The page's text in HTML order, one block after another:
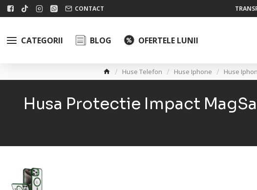
CONTACT
CATEGORII BLOG OFERTELE LUNII
Huse Telefon Huse Iphone Huse
Husa Protectie Impact